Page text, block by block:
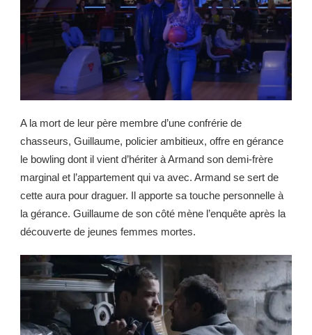
A la mort de leur père membre d’une confrérie de
chasseurs, Guillaume, policier ambitieux, offre en gérance
le bowling dont il vient d’hériter à Armand son demi-frère
marginal et l’appartement qui va avec. Armand se sert de
cette aura pour draguer. Il apporte sa touche personnelle à
la gérance. Guillaume de son côté mène l’enquête après la
découverte de jeunes femmes mortes.